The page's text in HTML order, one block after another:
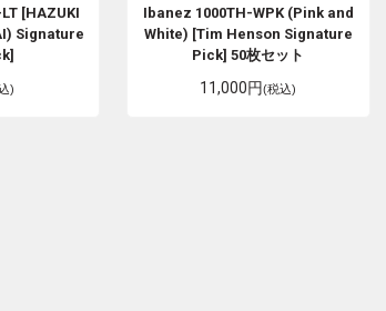
[HAZUKI
Signature
)
Ibanez 1000TH-WPK (Pink and
White) [Tim Henson Signature
Pick] 50枚セット
11,000円(税込)